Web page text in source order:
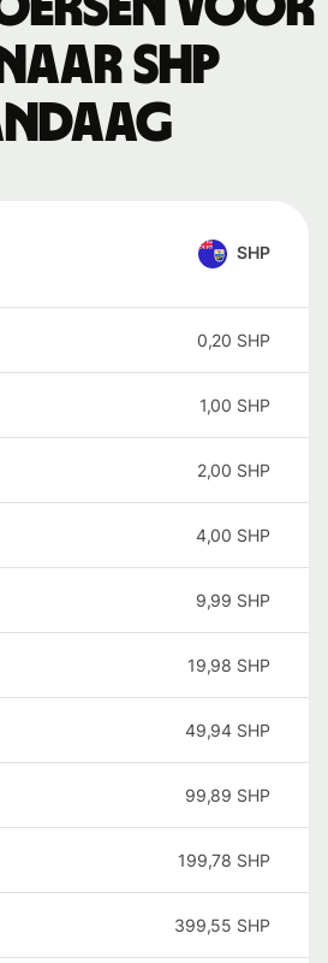
naar SHP
SHP
0,20 SHP
1,00 SHP
2,00 SHP
4,00 SHP
9,99 SHP
19,98 SHP
49,94 SHP
99,89 SHP
199,78 SHP
399,55 SHP